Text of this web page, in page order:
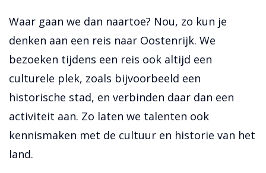
Waar gaan we dan naartoe? Nou, zo kun je
denken aan een reis naar Oostenrijk. We
bezoeken tijdens een reis ook altijd een
culturele plek, zoals bijvoorbeeld een
historische stad, en verbinden daar dan een
activiteit aan. Zo laten we talenten ook
kennismaken met de cultuur en historie van het
land.